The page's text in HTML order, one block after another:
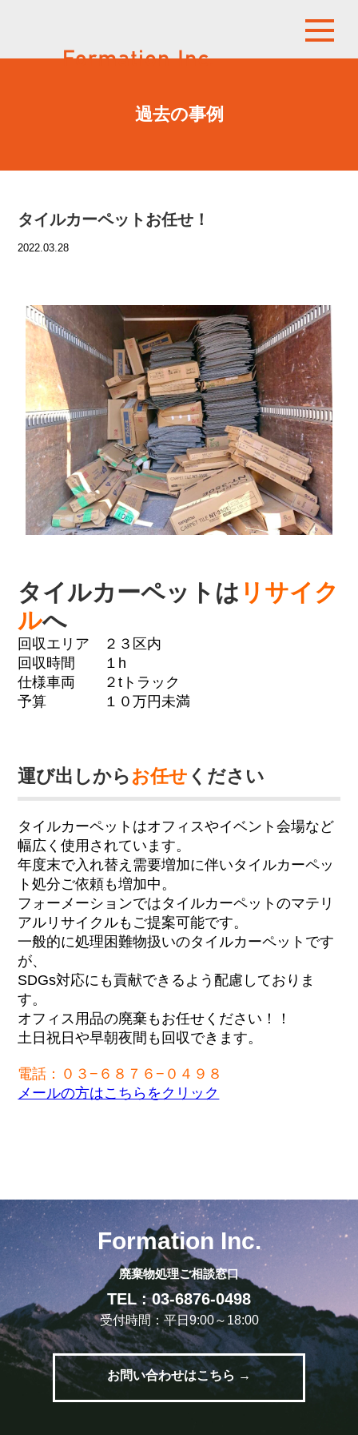
過去の事例
タイルカーペットお任せ！
2022.03.28
タイルカーペットは リサイク
ルへ
回収エリア ２３区内
回収時間 １h
仕様車両 ２tトラック
予算 １０万円未満
運び出しからお任せ ください
タイルカーペットはオフィスやイベント会場など
幅広く使用されています。
年度末で入れ替え需要増加に伴いタイルカーペッ
ト処分ご依頼も増加中。
フォーメーションではタイルカーペットのマテリ
アルリサイクルもご提案可能です。
一般的に処理困難物扱いのタイルカーペットです
が、
SDGs対応にも貢献できるよう配慮しておりま
す。
オフィス用品の廃棄もお任せください！！
土日祝日や早朝夜間も回収できます。
電話：０３−６８７６−０４９８
メールの方はこちらをクリック
Formation Inc.
廃棄物処理ご相談窓口
TEL : 03-6876-0498
受付時間：平日9:00～18:00
お問い合わせはこちら →